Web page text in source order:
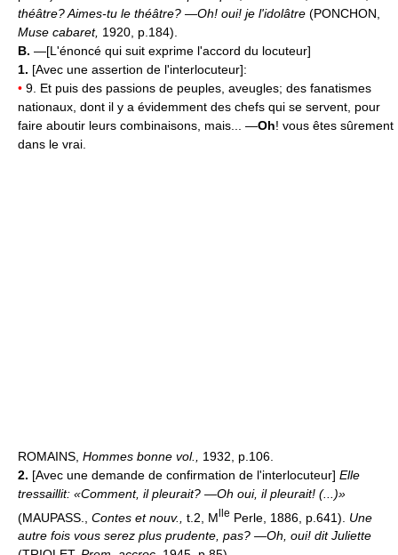
théâtre? Aimes-tu le théâtre? —Oh! oui! je l'idolâtre (PONCHON,
Muse cabaret, 1920, p.184).
B. —[L'énoncé qui suit exprime l'accord du locuteur]
1. [Avec une assertion de l'interlocuteur]:
• 9. Et puis des passions de peuples, aveugles; des fanatismes
nationaux, dont il y a évidemment des chefs qui se servent, pour
faire aboutir leurs combinaisons, mais... —Oh! vous êtes sûrement
dans le vrai.
ROMAINS, Hommes bonne vol., 1932, p.106.
2. [Avec une demande de confirmation de l'interlocuteur] Elle
tressaillit: «Comment, il pleurait? —Oh oui, il pleurait! (...)»
(MAUPASS., Contes et nouv., t.2, Mlle Perle, 1886, p.641). Une
autre fois vous serez plus prudente, pas? —Oh, oui! dit Juliette